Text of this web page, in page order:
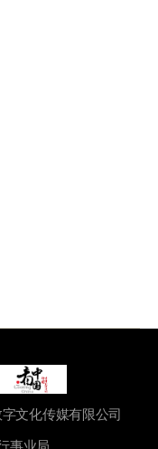
文化传媒有限公司